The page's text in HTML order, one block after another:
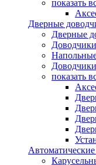
показать
Дверные
Дверные
показать